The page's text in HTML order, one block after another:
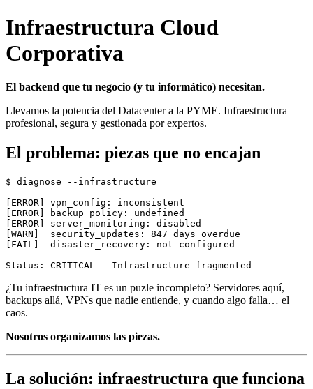
Infraestructura Cloud
Corporativa
El backend que tu negocio (y tu informático) necesitan.
Llevamos la potencia del Datacenter a la PYME. Infraestructura
profesional, segura y gestionada por expertos.
El problema: piezas que no encajan
$ diagnose --infrastructure
[ERROR] vpn_config: inconsistent
[ERROR] backup_policy: undefined
[ERROR] server_monitoring: disabled
[WARN]  security_updates: 847 days overdue
[FAIL]  disaster_recovery: not configured
¿Tu infraestructura IT es un puzle incompleto? Servidores aquí,
backups allá, VPNs que nadie entiende, y cuando algo falla… el
caos.
Nosotros organizamos las piezas.
La solución: infraestructura que funciona